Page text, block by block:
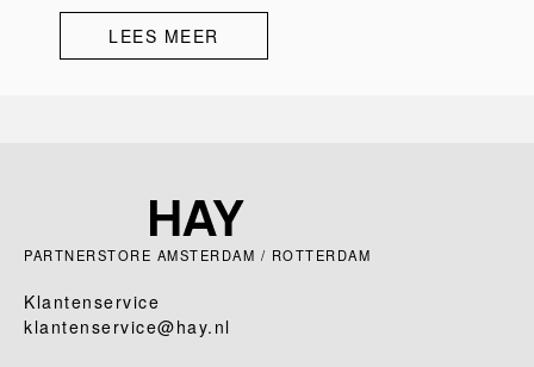
LEES MEER
PARTNERSTORE AMSTERDAM / ROTTERDAM
Klantenservice
klantenservice@hay.nl